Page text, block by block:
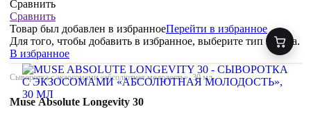
Сравнить
Сравнить
Товар был добавлен в избранноеПерейти в избранное
Для того, чтобы добавить в избранное, выберите тип товара.
В избранное
Сыворотка с экзосомами «абсолютная молодость», 30 мл
Muse Absolute Longevity 30